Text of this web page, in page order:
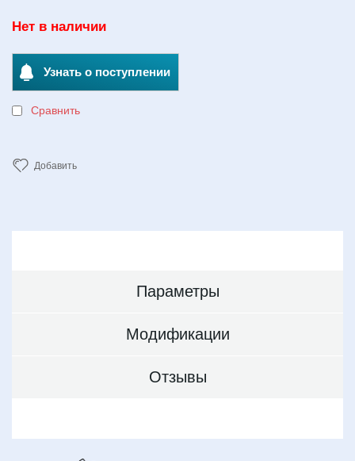
Нет в наличии
Узнать о поступлении
Сравнить
Добавить
Параметры
Модификации
Отзывы